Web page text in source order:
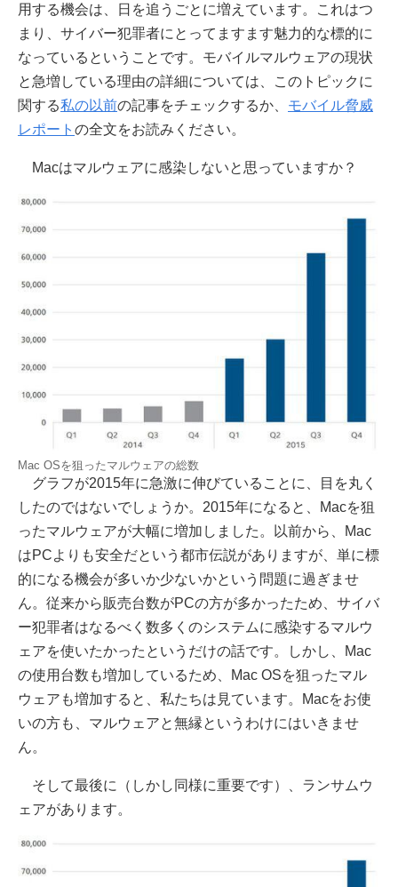
用する機会は、日を追うごとに増えています。これはつ
まり、サイバー犯罪者にとってますます魅力的な標的に
なっているということです。モバイルマルウェアの現状
と急増している理由の詳細については、このトピックに
関する私の以前の記事をチェックするか、 モバイル脅威
レポート の全文をお読みください。
Macはマルウェアに感染しないと思っていますか？
Mac OSを狙ったマルウェアの総数
グラフが2015年に急激に伸びていることに、目を丸く
したのではないでしょうか。2015年になると、Macを狙
ったマルウェアが大幅に増加しました。以前から、Mac
はPCよりも安全だという都市伝説がありますが、単に標
的になる機会が多いか少ないかという問題に過ぎませ
ん。従来から販売台数がPCの方が多かったため、サイバ
ー犯罪者はなるべく数多くのシステムに感染するマルウ
ェアを使いたかったというだけの話です。しかし、Mac
の使用台数も増加しているため、Mac OSを狙ったマル
ウェアも増加すると、私たちは見ています。Macをお使
いの方も、マルウェアと無縁というわけにはいきませ
ん。
そして最後に（しかし同様に重要です）、ランサムウ
ェアがあります。